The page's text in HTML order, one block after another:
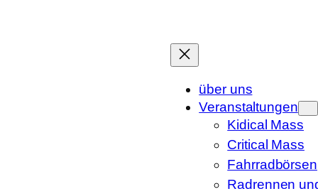
über uns
Veranstaltungen
Kidical Mass
Critical Mass
Fahrradbörsen
Radrennen